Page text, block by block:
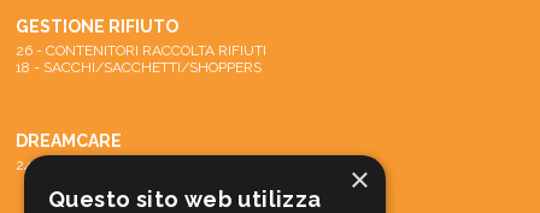
GESTIONE RIFIUTO
26 - CONTENITORI RACCOLTA RIFIUTI
18 - SACCHI/SACCHETTI/SHOPPERS
DREAMCARE
24 - SISTEMA DREAMCARE ×
Questo sito web utilizza